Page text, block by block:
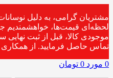
مشتریان گرامی، به دلیل
لحظه‌ای قیمت‌ها، خواهشمندیم
موجودی کالا، قبل از ثبت
تماس حاصل فرمایید. از
0 مورد 0 تومان